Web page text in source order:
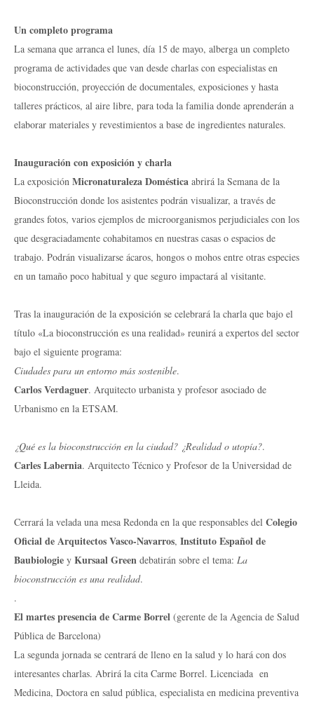
Un completo programa
La semana que arranca el lunes, día 15 de mayo, alberga un completo
programa de actividades que van desde charlas con especialistas en
bioconstrucción, proyección de documentales, exposiciones y hasta
talleres prácticos, al aire libre, para toda la familia donde aprenderán a
elaborar materiales y revestimientos a base de ingredientes naturales.
Inauguración con exposición y charla
La exposición Micronaturaleza Doméstica abrirá la Semana de la
Bioconstrucción donde los asistentes podrán visualizar, a través de
grandes fotos, varios ejemplos de microorganismos perjudiciales con los
que desgraciadamente cohabitamos en nuestras casas o espacios de
trabajo. Podrán visualizarse ácaros, hongos o mohos entre otras especies
en un tamaño poco habitual y que seguro impactará al visitante.
Tras la inauguración de la exposición se celebrará la charla que bajo el
título «La bioconstrucción es una realidad» reunirá a expertos del sector
bajo el siguiente programa:
Ciudades para un entorno más sostenible.
Carlos Verdaguer. Arquitecto urbanista y profesor asociado de
Urbanismo en la ETSAM.
¿Qué es la bioconstrucción en la ciudad? ¿Realidad o utopía?.
Carles Labernia. Arquitecto Técnico y Profesor de la Universidad de
Lleida.
Cerrará la velada una mesa Redonda en la que responsables del Colegio
Oficial de Arquitectos Vasco-Navarros, Instituto Español de
Baubiologie y Kursaal Green debatirán sobre el tema: La
bioconstrucción es una realidad.
.
El martes presencia de Carme Borrel (gerente de la Agencia de Salud
Pública de Barcelona)
La segunda jornada se centrará de lleno en la salud y lo hará con dos
interesantes charlas. Abrirá la cita Carme Borrel. Licenciada en
Medicina, Doctora en salud pública, especialista en medicina preventiva